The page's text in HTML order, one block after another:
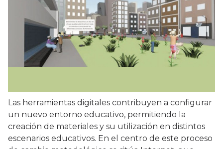
Las herramientas digitales contribuyen a configurar
un nuevo entorno educativo, permitiendo la
creación de materiales y su utilización en distintos
escenarios educativos. En el centro de este proceso